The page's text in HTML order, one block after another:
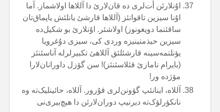
اۇنلارئن أت‌لری دە قان‌لارئ دا آللاها اولاشماز. آما
اۇنا سیزین تاقوانئز (آللاها قارشئ یانلئش یاپماق‌تان
ساقئنما دویغونوز) اولاشئر. اۇنلارئ بو شکیل‌دە
سیزین حیذمتینیزە وردی کی، سیزی دۇغرویا
یؤنلتمەسینە قارشئلئق آللاهئ تکبیرلرلە آناسئنئز
(بایرام نامازئ قئلاسئنئز)! سن گۆزل داورانان‌لارا
مۆژدە ور!
آللاە، اینانئپ گۆونن‌لری قۇرور. آللاە، حائینلیک‌تە وە
نانکؤرلۆک‌تە دیرنیپ دوران‌لارئن دا هیچ‌بیری‌نی